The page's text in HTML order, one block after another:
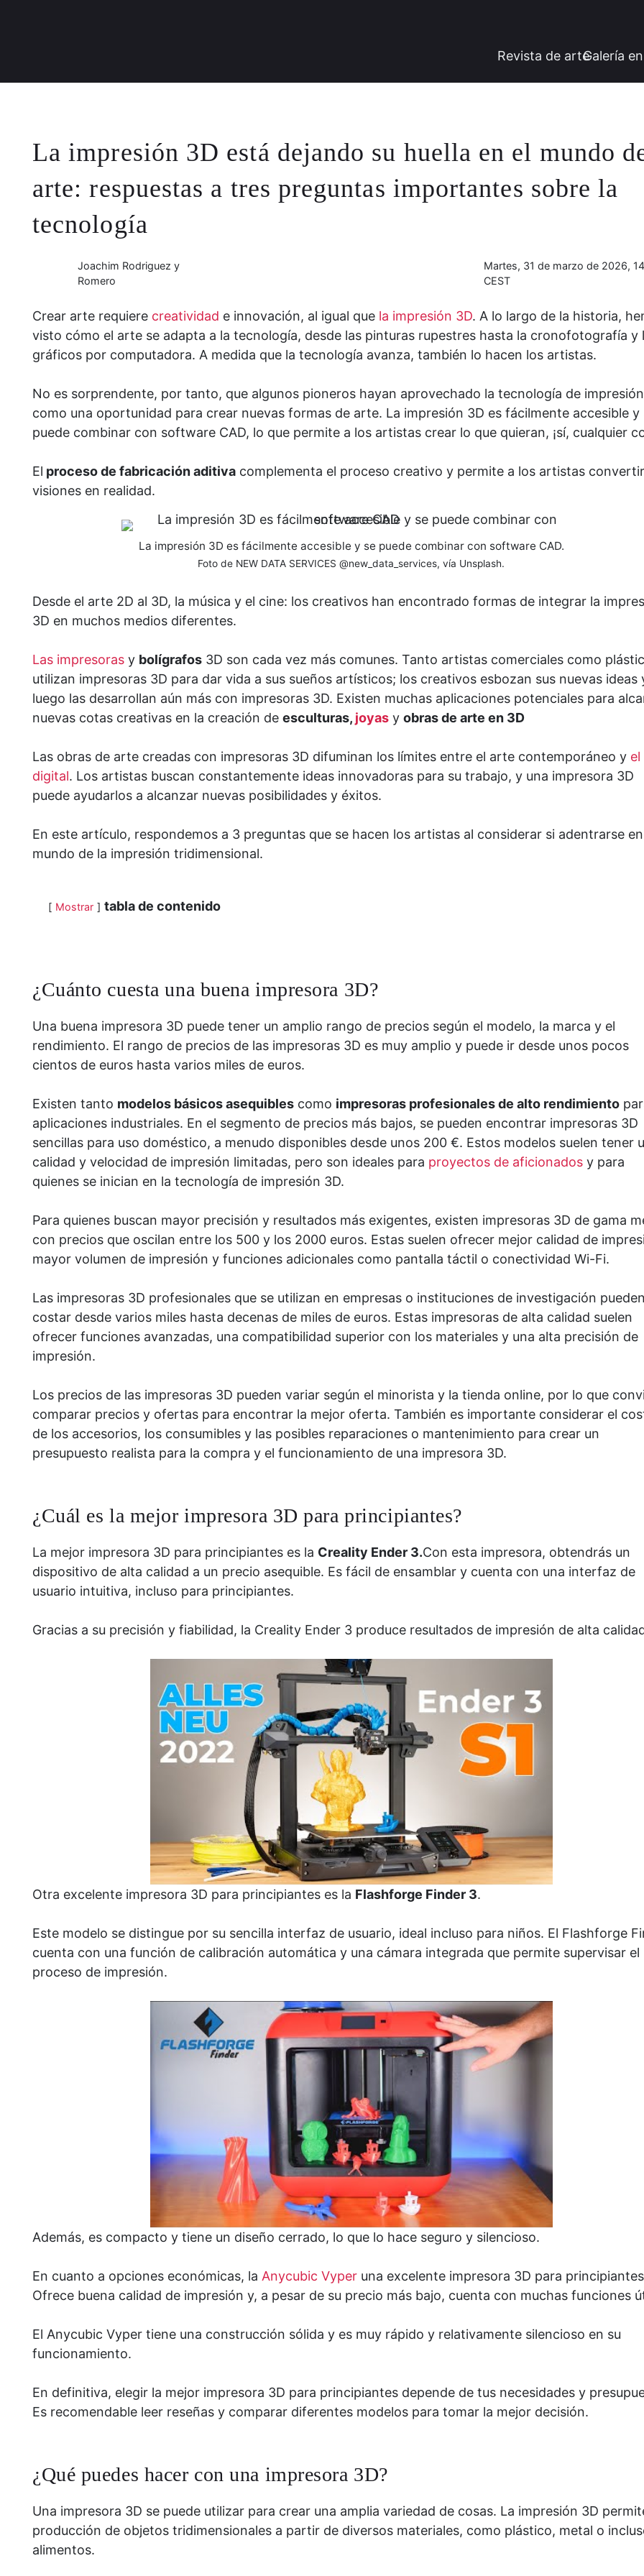
Revista de arteGalería
La impresión 3D está dejando su huella en el mundo
arte: respuestas a tres preguntas importantes sobre la
tecnología
Joachim Rodriguez y
Romero
Martes, 31 de marzo de 2026,
CEST
Crear arte requiere creatividad e innovación, al igual que la impresión 3D. A lo largo de la historia,
visto cómo el arte se adapta a la tecnología, desde las pinturas rupestres hasta la cronofotografía y
gráficos por computadora. A medida que la tecnología avanza, también lo hacen los artistas.
No es sorprendente, por tanto, que algunos pioneros hayan aprovechado la tecnología de
como una oportunidad para crear nuevas formas de arte. La impresión 3D es fácilmente accesible y
puede combinar con software CAD, lo que permite a los artistas crear lo que quieran, ¡sí, cualquier
El proceso de fabricación aditiva complementa el proceso creativo y permite a los artistas
visiones en realidad.
La impresión 3D es fácilmente accesible y se puede combinar con software CAD.
Foto de NEW DATA SERVICES @new_data_services, vía Unsplash.
Desde el arte 2D al 3D, la música y el cine: los creativos han encontrado formas de integrar la
3D en muchos medios diferentes.
Las impresoras y bolígrafos 3D son cada vez más comunes. Tanto artistas comerciales como
utilizan impresoras 3D para dar vida a sus sueños artísticos; los creativos esbozan sus nuevas ideas
luego las desarrollan aún más con impresoras 3D. Existen muchas aplicaciones potenciales para
nuevas cotas creativas en la creación de esculturas, joyas y obras de arte en 3D
Las obras de arte creadas con impresoras 3D difuminan los límites entre el arte contemporáneo y
digital. Los artistas buscan constantemente ideas innovadoras para su trabajo, y una impresora 3D
puede ayudarlos a alcanzar nuevas posibilidades y éxitos.
En este artículo, respondemos a 3 preguntas que se hacen los artistas al considerar si adentrarse
mundo de la impresión tridimensional.
Mostrar tabla de contenido
¿Cuánto cuesta una buena impresora 3D?
Una buena impresora 3D puede tener un amplio rango de precios según el modelo, la marca y el
rendimiento. El rango de precios de las impresoras 3D es muy amplio y puede ir desde unos pocos
cientos de euros hasta varios miles de euros.
Existen tanto modelos básicos asequibles como impresoras profesionales de alto rendimiento
aplicaciones industriales. En el segmento de precios más bajos, se pueden encontrar impresoras 3D
sencillas para uso doméstico, a menudo disponibles desde unos 200 €. Estos modelos suelen tener
calidad y velocidad de impresión limitadas, pero son ideales para proyectos de aficionados y para
quienes se inician en la tecnología de impresión 3D.
Para quienes buscan mayor precisión y resultados más exigentes, existen impresoras 3D de gama
con precios que oscilan entre los 500 y los 2000 euros. Estas suelen ofrecer mejor calidad de
mayor volumen de impresión y funciones adicionales como pantalla táctil o conectividad Wi-Fi.
Las impresoras 3D profesionales que se utilizan en empresas o instituciones de investigación
costar desde varios miles hasta decenas de miles de euros. Estas impresoras de alta calidad suelen
ofrecer funciones avanzadas, una compatibilidad superior con los materiales y una alta precisión de
impresión.
Los precios de las impresoras 3D pueden variar según el minorista y la tienda online, por lo que
comparar precios y ofertas para encontrar la mejor oferta. También es importante considerar el
de los accesorios, los consumibles y las posibles reparaciones o mantenimiento para crear un
presupuesto realista para la compra y el funcionamiento de una impresora 3D.
¿Cuál es la mejor impresora 3D para principiantes?
La mejor impresora 3D para principiantes es la Creality Ender 3.Con esta impresora, obtendrás un
dispositivo de alta calidad a un precio asequible. Es fácil de ensamblar y cuenta con una interfaz de
usuario intuitiva, incluso para principiantes.
Gracias a su precisión y fiabilidad, la Creality Ender 3 produce resultados de impresión de alta
Otra excelente impresora 3D para principiantes es la Flashforge Finder 3.
Este modelo se distingue por su sencilla interfaz de usuario, ideal incluso para niños. El Flashforge
cuenta con una función de calibración automática y una cámara integrada que permite supervisar el
proceso de impresión.
Además, es compacto y tiene un diseño cerrado, lo que lo hace seguro y silencioso.
En cuanto a opciones económicas, la Anycubic Vyper una excelente impresora 3D para
Ofrece buena calidad de impresión y, a pesar de su precio más bajo, cuenta con muchas funciones
El Anycubic Vyper tiene una construcción sólida y es muy rápido y relativamente silencioso en su
funcionamiento.
En definitiva, elegir la mejor impresora 3D para principiantes depende de tus necesidades y
Es recomendable leer reseñas y comparar diferentes modelos para tomar la mejor decisión.
¿Qué puedes hacer con una impresora 3D?
Una impresora 3D se puede utilizar para crear una amplia variedad de cosas. La impresión 3D
producción de objetos tridimensionales a partir de diversos materiales, como plástico, metal o
alimentos.